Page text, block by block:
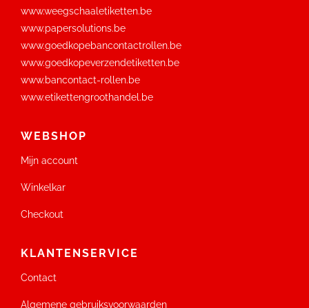
www.weegschaaletiketten.be
www.papersolutions.be
www.goedkopebancontactrollen.be
www.goedkopeverzendetiketten.be
www.bancontact-rollen.be
www.etikettengroothandel.be
WEBSHOP
Mijn account
Winkelkar
Checkout
KLANTENSERVICE
Contact
Algemene gebruiksvoorwaarden